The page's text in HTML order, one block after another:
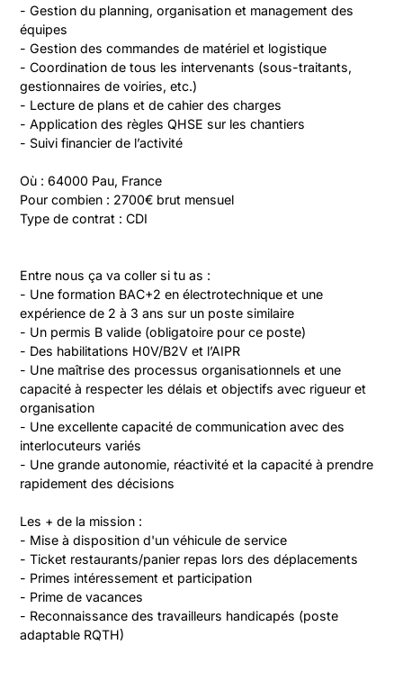
- Gestion du planning, organisation et management des
équipes
- Gestion des commandes de matériel et logistique
- Coordination de tous les intervenants (sous-traitants,
gestionnaires de voiries, etc.)
- Lecture de plans et de cahier des charges
- Application des règles QHSE sur les chantiers
- Suivi financier de l’activité
Où : 64000 Pau, France
Pour combien : 2700€ brut mensuel
Type de contrat : CDI
Entre nous ça va coller si tu as :
- Une formation BAC+2 en électrotechnique et une
expérience de 2 à 3 ans sur un poste similaire
- Un permis B valide (obligatoire pour ce poste)
- Des habilitations H0V/B2V et l’AIPR
- Une maîtrise des processus organisationnels et une
capacité à respecter les délais et objectifs avec rigueur et
organisation
- Une excellente capacité de communication avec des
interlocuteurs variés
- Une grande autonomie, réactivité et la capacité à prendre
rapidement des décisions
Les + de la mission :
- Mise à disposition d'un véhicule de service
- Ticket restaurants/panier repas lors des déplacements
- Primes intéressement et participation
- Prime de vacances
- Reconnaissance des travailleurs handicapés (poste
adaptable RQTH)